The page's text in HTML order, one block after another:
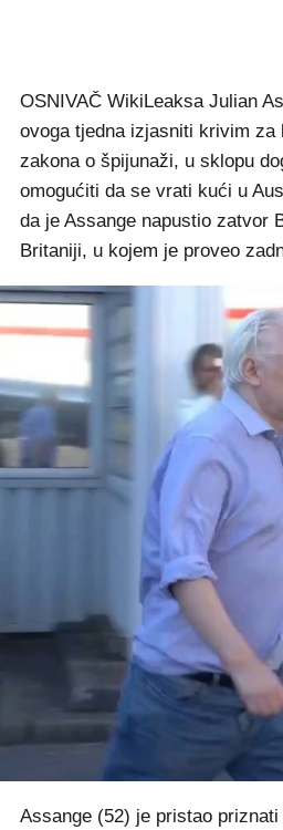
OSNIVAČ WikiLeaksa Julian
ovoga tjedna izjasniti krivim za
zakona o špijunaži, u sklopu
omogućiti da se vrati kući u
da je Assange napustio zatvor
Britaniji, u kojem je proveo
Assange (52) je pristao